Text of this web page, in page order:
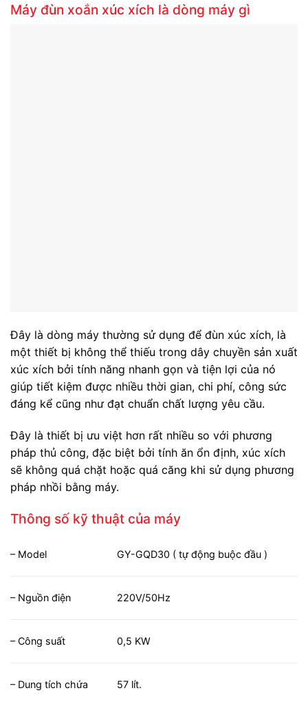
Máy đùn xoắn xúc xích là dòng máy gì
Đây là dòng máy thường sử dụng để đùn xúc xích, là
một thiết bị không thể thiếu trong dây chuyền sản xuất
xúc xích bởi tính năng nhanh gọn và tiện lợi của nó
giúp tiết kiệm được nhiều thời gian, chi phí, công sức
đáng kể cũng như đạt chuẩn chất lượng yêu cầu.
Đây là thiết bị ưu việt hơn rất nhiều so với phương
pháp thủ công, đặc biệt bởi tính ăn ổn định, xúc xích
sẽ không quá chặt hoặc quá căng khi sử dụng phương
pháp nhồi bằng máy.
Thông số kỹ thuật của máy
– Model GY-GQD30 ( tự động buộc đầu )
– Nguồn điện 220V/50Hz
– Công suất 0,5 KW
– Dung tích chứa 57 lít.